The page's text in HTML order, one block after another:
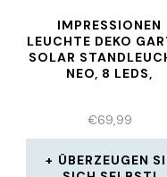
IMPRESSIONEN
LEUCHTE DEKO
SOLAR
NEO, 8 LEDS,
€69,99
ÜBERZEUGEN